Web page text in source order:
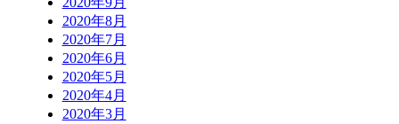
2020年8月
2020年7月
2020年6月
2020年5月
2020年4月
2020年3月